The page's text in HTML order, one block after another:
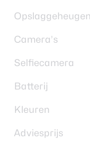
Opslaggeheugen
Camera’s
Selfiecamera
Batterij
Kleuren
Adviesprijs